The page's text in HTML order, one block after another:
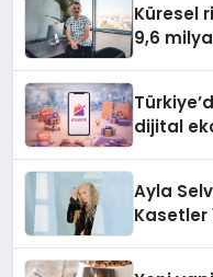
Küresel
9,6
dijital
Ayla
Kasetler